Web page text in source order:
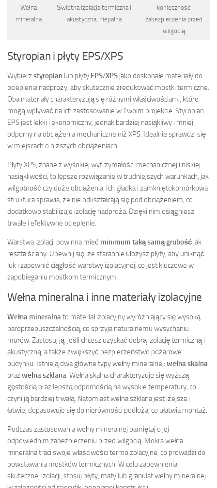
Wełna
mineralna
Świetna izolacja termiczna i
akustyczna, niepalna
konieczność
zabezpieczenia przed
wilgocią
Styropian i płyty EPS/XPS
Wybierzstyropian lub płyty EPS/XPS jako doskonałe materiały do
ocieplenia nadproży, aby skutecznie zredukować mostki termiczne.
Oba materiały charakteryzują się różnymi właściwościami, które
mogą wpływać na ich zastosowanie w Twoim projekcie. Styropian
EPS jest lekki i ekonomiczny, jednak bardziej nasiąkliwy i mniej
odporny na obciążenia mechaniczne niż XPS. Idealnie sprawdzi się
w miejscach o niższych obciążeniach.
Płyty XPS, znane z wysokiej wytrzymałości mechanicznej i niskiej
nasiąkliwości, to lepsze rozwiązanie w trudniejszych warunkach, jak
wilgotność czy duże obciążenia. Ich gładka i zamkniętokomórkowa
struktura sprawia, że nie odkształcają się pod obciążeniem, co
dodatkowo stabilizuje izolację nadproża. Dzięki nim osiągniesz
trwałe i efektywne ocieplenie.
Warstwa izolacji powinna mieć minimum taką samą grubość jak
reszta ściany. Upewnij się, że starannie ułożysz płyty, aby uniknąć
luk i zapewnić ciągłość warstwy izolacyjnej, co jest kluczowe w
zapobieganiu mostkom termicznym.
Wełna mineralna i inne materiały izolacyjne
Wełna mineralnato materiał izolacyjny wyróżniający się wysoką
paroprzepuszczalnością, co sprzyja naturalnemu wysychaniu
murów. Zastosuj ją, jeśli chcesz uzyskać dobrą izolację termiczną i
akustyczną, a także zwiększyć bezpieczeństwo pożarowe
budynku. Istnieją dwa główne typy wełny mineralnej: wełna skalna
orazwełna szklana. Wełna skalna charakteryzuje się wyższą
gęstością oraz lepszą odpornością na wysokie temperatury, co
czyni ją bardziej trwałą. Natomiast wełna szklana jest lżejsza i
łatwiej dopasowuje się do nierówności podłoża, co ułatwia montaż.
Podczas zastosowania wełny mineralnej pamiętaj o jej
odpowiednim zabezpieczeniu przed wilgocią. Mokra wełna
mineralna traci swoje właściwości termoizolacyjne, co prowadzi do
powstawania mostków termicznych. W celu zapewnienia
skutecznej izolacji, stosuj płyty, maty lub granulat wełny mineralnej